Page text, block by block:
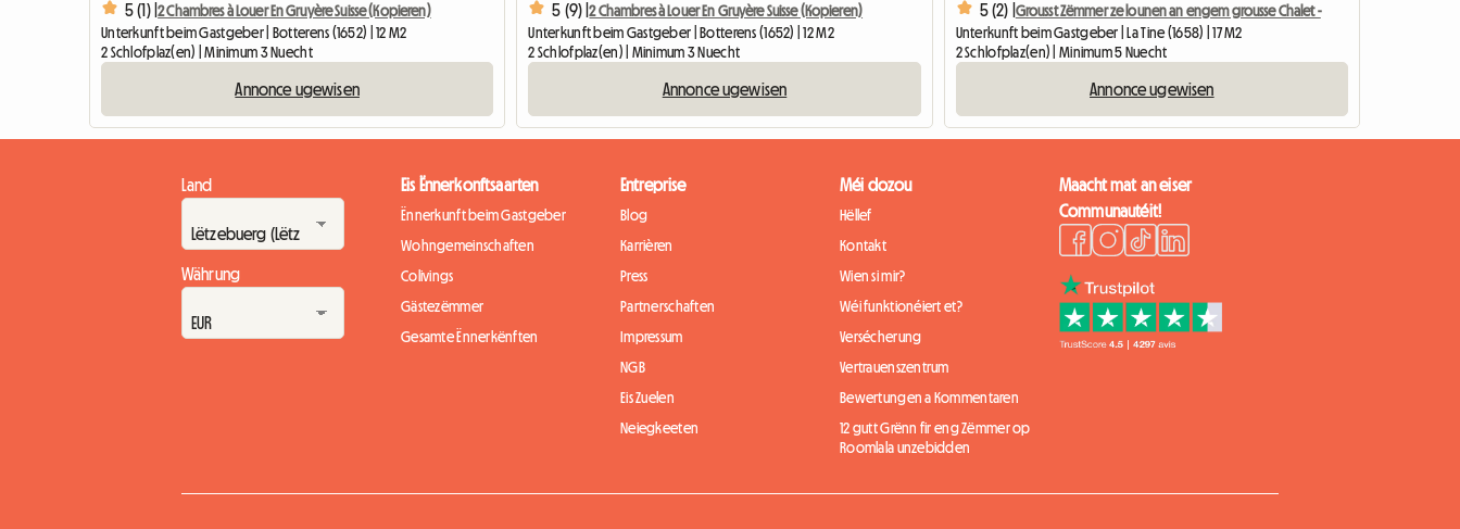
5 (1) |2 Chambres à Louer En Gruyère Suisse (Kopieren)
Unterkunft beim Gastgeber | Botterens (1652) | 12 M2
2 Schlofplaz(en) | Minimum 3 Nuecht
Annonce ugewisen
5 (9) |2 Chambres à Louer En Gruyère Suisse (Kopieren)
Unterkunft beim Gastgeber | Botterens (1652) | 12 M2
2 Schlofplaz(en) | Minimum 3 Nuecht
Annonce ugewisen
5 (2) | Grousst Zëmmer ze lounen an engem grousse Chalet -
Unterkunft beim Gastgeber | La Tine (1658) | 17 M2
2 Schlofplaz(en) | Minimum 5 Nuecht
Annonce ugewisen
Land
Währung
Eis Ënnerkonftsaarten
Ënnerkunft beim Gastgeber
Wohngemeinschaften
Colivings
Gästezëmmer
Gesamte Ënnerkënften
Entreprise
Blog
Karrièren
Press
Partnerschaften
Impressum
NGB
Eis Zuelen
Neiegkeeten
Méi dozou
Hëllef
Kontakt
Wien si mir?
Wéi funktionéiert et?
Versécherung
Vertrauenszentrum
Bewertungen a Kommentaren
12 gutt Grënn fir eng Zëmmer op
Roomlala unzebidden
Maacht mat an eiser
Communautéit!